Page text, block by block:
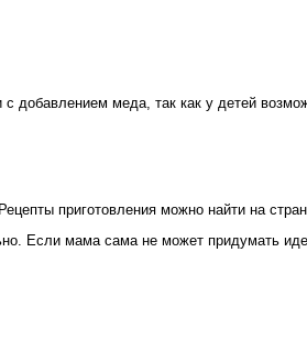
добавлением меда, так как у детей
приготовления можно найти на
Если мама сама не может придумать